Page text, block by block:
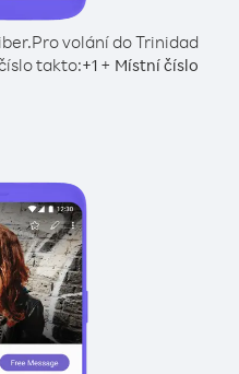
Pro volání do Trinidad
takto:+1 + Místní číslo